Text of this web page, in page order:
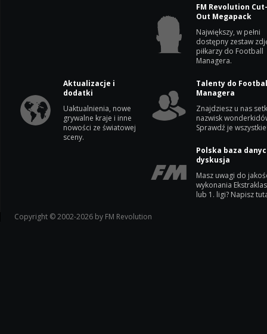
FM Revolution
Out Megapack
Największy, w pełni
dostępny zestaw
piłkarzy do Football
Managera.
Aktualizacje i
dodatki
Uaktualnienia, nowe
grywalne kraje i inne
nowości ze światowej
sceny.
Talenty do
Managera
Znajdziesz u nas
nazwisk
Sprawdź je
Polska baza
dyskusja
Masz uwagi do
wykonania
lub 1. ligi? Napisz
Copyright © 2002-2026 by FM Revolution